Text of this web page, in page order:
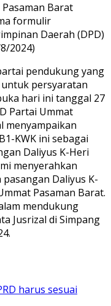
Barat
formulir
Daerah (DPD)
2024)
pendukung yang
persyaratan
hari ini tanggal 27
Partai Ummat
menyampaikan
KWK ini sebagai
Daliyus K-Heri
menyerahkan
Daliyus K-
Pasaman Barat.
mendukung
Jusrizal di Simpang
harus sesuai